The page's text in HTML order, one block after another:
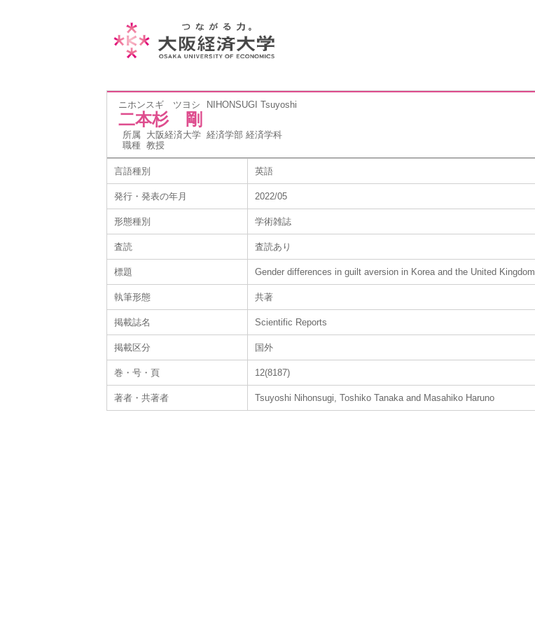
ニホンスギ ツヨシ NIHONSUGI Tsuyoshi
二本杉 剛
所属 大阪経済大学 経済学部 経済学科
職種 教授
言語種別 英語
発行・発表の年月 2022/05
形態種別 学術雑誌
査読 査読あり
標題 Gender differences in guilt aversion in Korea and the United Kingdom
執筆形態 共著
掲載誌名 Scientific Reports
掲載区分 国外
巻・号・頁 12(8187)
著者・共著者 Tsuyoshi Nihonsugi, Toshiko Tanaka and Masahiko Haruno